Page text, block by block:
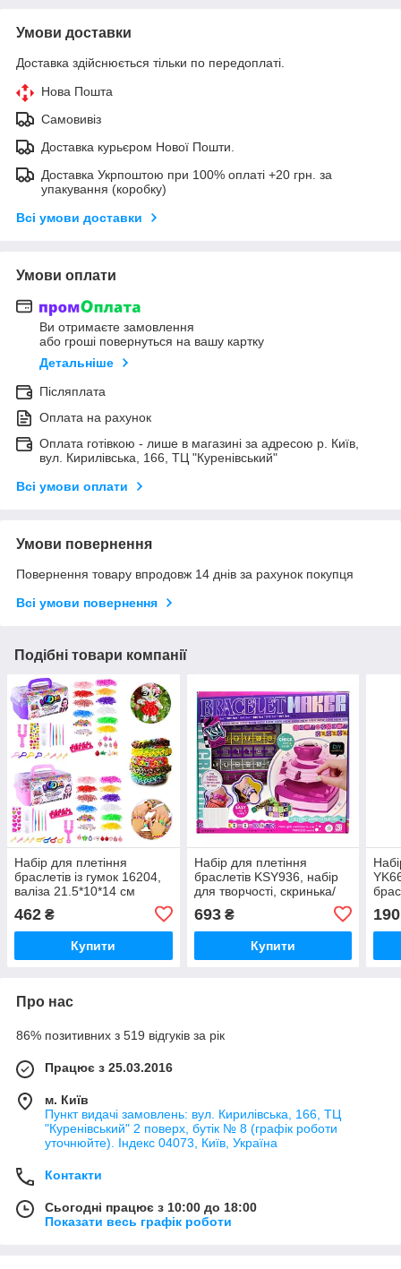
Умови доставки
Доставка здійснюється тільки по передоплаті.
Нова Пошта
Самовивіз
Доставка курьєром Нової Пошти.
Доставка Укрпоштою при 100% оплаті +20 грн. за
упакування (коробку)
Всі умови доставки
Умови оплати
Ви отримаєте замовлення
або гроші повернуться на вашу картку
Детальніше
Післяплата
Оплата на рахунок
Оплата готівкою - лише в магазині за адресою р. Київ,
вул. Кирилівська, 166, ТЦ "Куренівський"
Всі умови оплати
Умови повернення
Повернення товару впродовж 14 днів за рахунок покупця
Всі умови повернення
Подібні товари компанії
Набір для плетіння
браслетів із гумок 16204,
валіза 21.5*10*14 см
462 ₴
Купити
Набір для плетіння
браслетів KSY936, набір
для творчості, скринька/
693₴
Купити
190
Про нас
86% позитивних з 519 відгуків за рік
Працює з 25.03.2016
м. Київ
Пункт видачі замовлень: вул. Кирилівська, 166, ТЦ
"Куренівський" 2 поверх, бутік № 8 (графік роботи
уточнюйте). Індекс 04073, Київ, Україна
Контакти
Сьогодні працює з 10:00 до 18:00
Показати весь графік роботи